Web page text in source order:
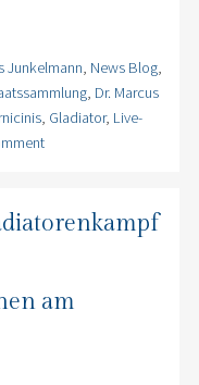
Junkelmann, News Blog,
, Dr. Marcus
, Gladiator, Live-
am